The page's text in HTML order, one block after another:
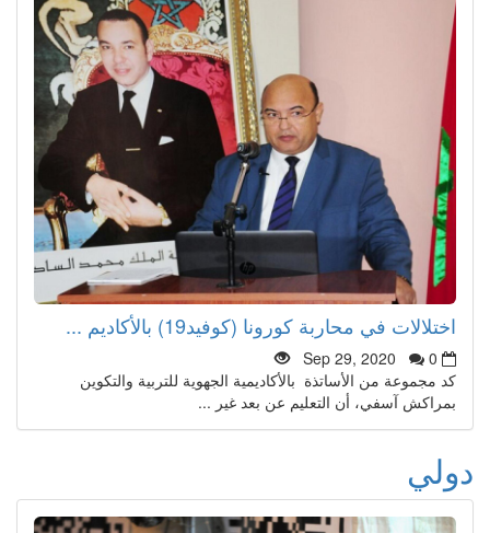
اختلالات في محاربة كورونا (كوفيد19) بالأكاديم ...
Sep 29, 2020
0
كد مجموعة من الأساتذة بالأكاديمية الجهوية للتربية والتكوين
بمراكش آسفي، أن التعليم عن بعد غير ...
دولي